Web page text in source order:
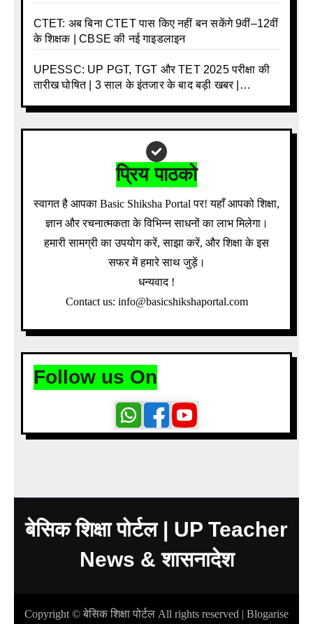
CTET: अब बिना CTET पास किए नहीं बन सकेंगे 9वीं–12वीं
के शिक्षक | CBSE की नई गाइडलाइन
UPESSC: UP PGT, TGT और TET 2025 परीक्षा की
तारीख घोषित | 3 साल के इंतजार के बाद बड़ी खबर |
प्रिय पाठको
स्वागत है आपका Basic Shiksha Portal पर! यहाँ आपको शिक्षा,
ज्ञान और रचनात्मकता के विभिन्न साधनों का लाभ मिलेगा।
हमारी सामग्री का उपयोग करें, साझा करें, और शिक्षा के इस
सफर में हमारे साथ जुड़ें।
धन्यवाद !
Contact us: info@basicshikshaportal.com
Follow us On
बेसिक शिक्षा पोर्टल | UP Teacher
News & शासनादेश
Copyright © बेसिक शिक्षा पोर्टल All rights reserved | Blogarise